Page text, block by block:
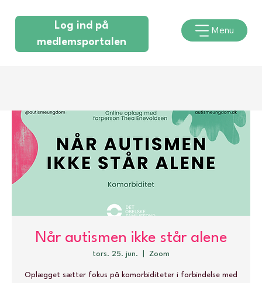
Log ind på
medlemsportalen
Menu
Når autismen ikke står alene
tors. 25. jun. Zoom
Oplægget sætter fokus på komorbiditeter i forbindelse med